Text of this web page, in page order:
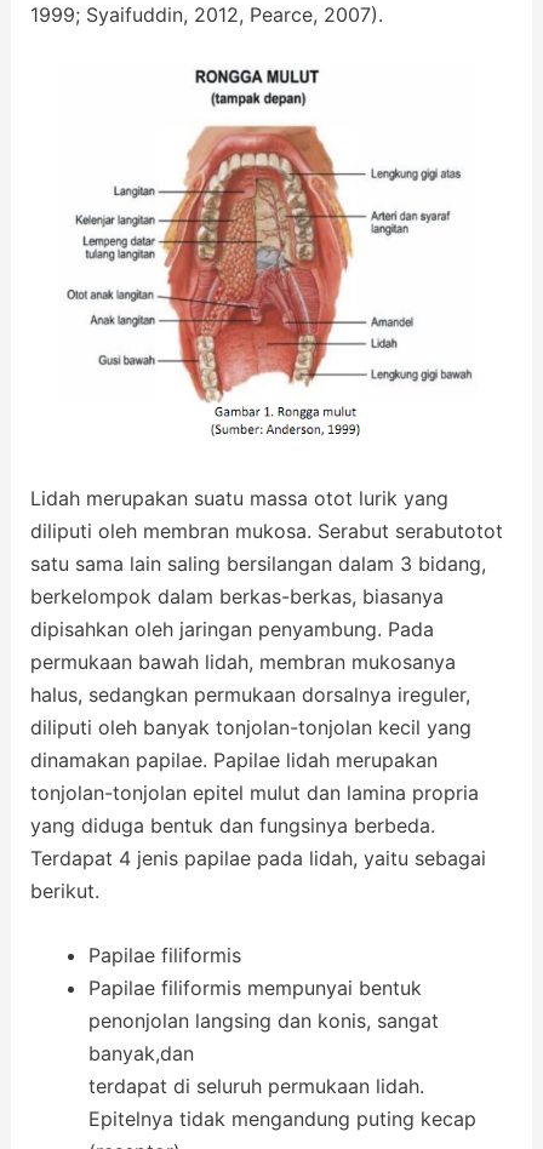
1999; Syaifuddin, 2012, Pearce, 2007).
Lidah merupakan suatu massa otot lurik yang
diliputi oleh membran mukosa. Serabut serabutotot
satu sama lain saling bersilangan dalam 3 bidang,
berkelompok dalam berkas-berkas, biasanya
dipisahkan oleh jaringan penyambung. Pada
permukaan bawah lidah, membran mukosanya
halus, sedangkan permukaan dorsalnya ireguler,
diliputi oleh banyak tonjolan-tonjolan kecil yang
dinamakan papilae. Papilae lidah merupakan
tonjolan-tonjolan epitel mulut dan lamina propria
yang diduga bentuk dan fungsinya berbeda.
Terdapat 4 jenis papilae pada lidah, yaitu sebagai
berikut.
Papilae filiformis
Papilae filiformis mempunyai bentuk
penonjolan langsing dan konis, sangat
banyak,dan
terdapat di seluruh permukaan lidah.
Epitelnya tidak mengandung puting kecap